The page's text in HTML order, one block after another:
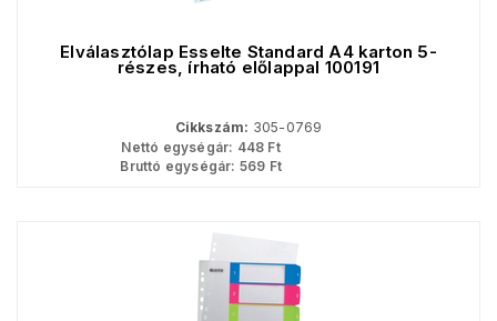
Elválasztólap Esselte Standard A4 karton 5-
részes, írható előlappal 100191
Cikkszám: 305-0769
Nettó egységár: 448 Ft
Bruttó egységár: 569 Ft